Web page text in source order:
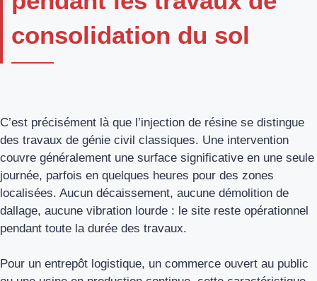
consolidation du sol
C’est précisément là que l’injection de résine se distingue
des travaux de génie civil classiques. Une intervention
couvre généralement une surface significative en une seule
journée, parfois en quelques heures pour des zones
localisées. Aucun décaissement, aucune démolition de
dallage, aucune vibration lourde : le site reste opérationnel
pendant toute la durée des travaux.
Pour un entrepôt logistique, un commerce ouvert au public